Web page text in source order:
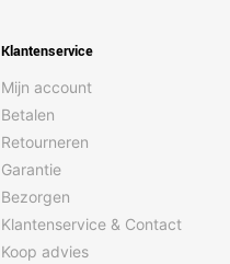
Klantenservice
Mijn account
Betalen
Retourneren
Garantie
Bezorgen
Klantenservice & Contact
Koop advies